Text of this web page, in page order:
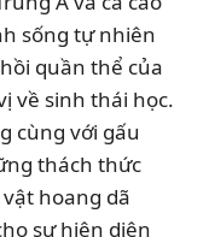
sống tự nhiên
quần thể của
về sinh thái học.
cùng với gấu
thách thức
hoang dã
sự hiện diện